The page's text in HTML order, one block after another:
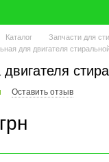
Каталог Запчасти для
для двигателя
двигателя
Оставить отзыв